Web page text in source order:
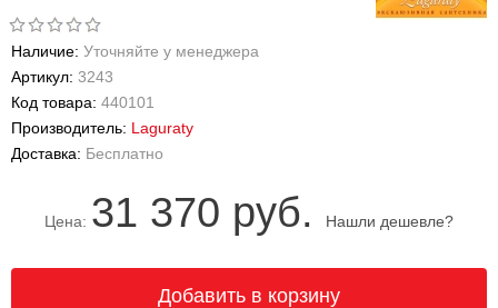
Наличие: Уточняйте у менеджера
Артикул: 3243
Код товара: 440101
Производитель: Laguraty
Доставка: Бесплатно
Цена: 31 370 руб. Нашли дешевле?